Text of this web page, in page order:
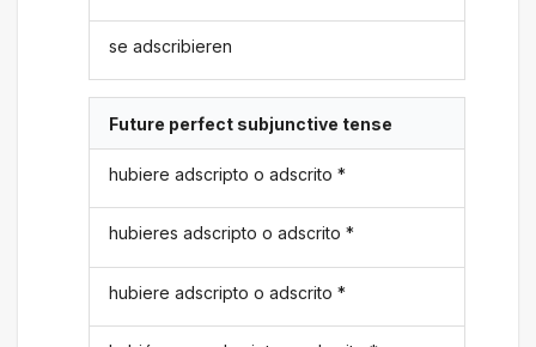
se adscribieren
Future perfect subjunctive tense
hubiere adscripto o adscrito *
hubieres adscripto o adscrito *
hubiere adscripto o adscrito *